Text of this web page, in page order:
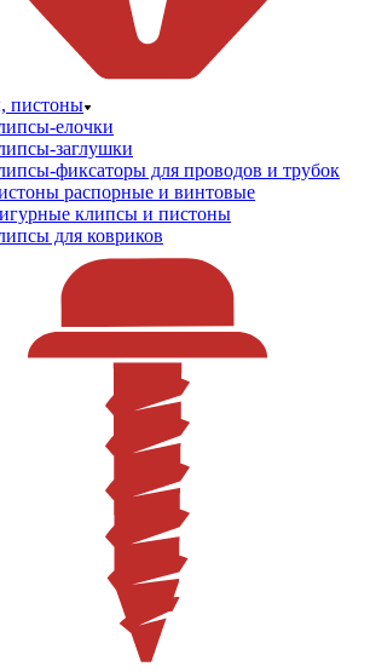
пистоны
елочки
заглушки
фиксаторы для проводов и трубок
распорные и винтовые
клипсы и пистоны
для ковриков